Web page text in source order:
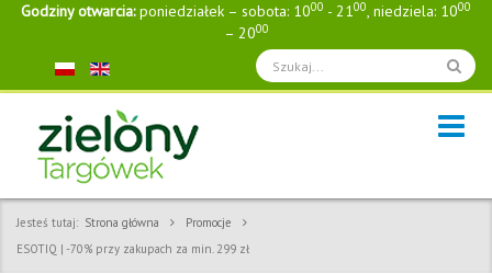
Godziny otwarcia:poniedziałek – sobota: 1000 - 2100, niedziela: 1000
– 2000
Jesteś tutaj: Strona główna
Promocje
ESOTIQ | -70% przy zakupach za min. 299 zł